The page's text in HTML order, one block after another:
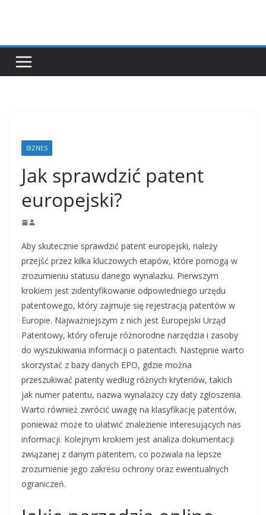
BIZNES
Jak sprawdzić patent
europejski?
Aby skutecznie sprawdzić patent europejski, należy
przejść przez kilka kluczowych etapów, które pomogą w
zrozumieniu statusu danego wynalazku. Pierwszym
krokiem jest zidentyfikowanie odpowiedniego urzędu
patentowego, który zajmuje się rejestracją patentów w
Europie. Najważniejszym z nich jest Europejski Urząd
Patentowy, który oferuje różnorodne narzędzia i zasoby
do wyszukiwania informacji o patentach. Następnie warto
skorzystać z bazy danych EPO, gdzie można
przeszukiwać patenty według różnych kryteriów, takich
jak numer patentu, nazwa wynalazcy czy daty zgłoszenia.
Warto również zwrócić uwagę na klasyfikację patentów,
ponieważ może to ułatwić znalezienie interesujących nas
informacji. Kolejnym krokiem jest analiza dokumentacji
związanej z danym patentem, co pozwala na lepsze
zrozumienie jego zakresu ochrony oraz ewentualnych
ograniczeń.